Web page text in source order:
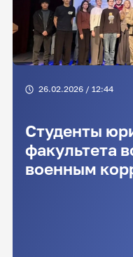
26.02.2026 / 12:44
Студенты
факультета
военным